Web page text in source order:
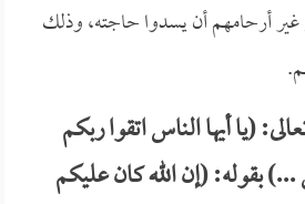
غير أرحامهم أن يسدوا حاجته، وذلك
(يا أيها الناس اتقوا ربكم
بقوله: (إن الله كان عليكم